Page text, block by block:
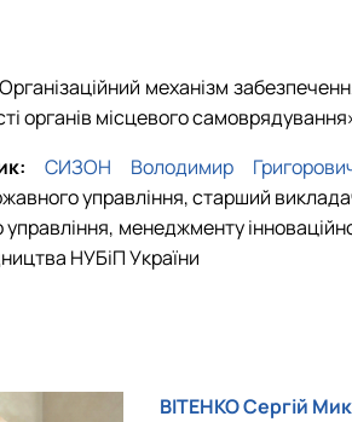
механізм
органів місцевого
СИЗОН Володимир
управління, старший
менеджменту
НУБіП України
ВІТЕНКО Сергій Мик